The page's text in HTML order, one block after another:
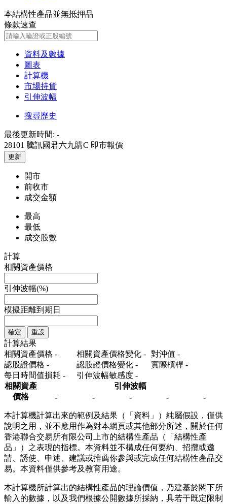
本結構性產品並無抵押品
條款速查
資料及數據
圖表
計算機
市場持貨
引伸波幅
搜尋歷史
最後更新時間: -
28101 騰訊國君六九購C 即市報價
更新
開市
前收市
成交金額
最高
最低
成交股數
計算
相關資產價格
引伸波幅(%)
模擬距離到期日
確定 重設
計算結果
相關資產價格 - 相關資產價格變化 - 對沖值 -
認股證價格 - 認股證價格變化 - 實際槓桿 -
每日時間值損耗 - 引伸波幅敏感度 -
相關資產
價格
引伸波幅
-
- - - -
本計算機計算出來的範例及結果（「資料」）純屬假設，僅供
說明之用，並不應用作為對本網頁或其他部分所述，關於任何
香港聯合交易所有限公司上市的結構性產品（「結構性產
品」）之表現的指標。本資料並不構成任何要約、招攬或邀
請、誘使、申述、建議或推薦你參與或完成任何結構性產品交
易。本資料僅供參考及教育用途。
本計算機所計算出的結構性產品的理論價值，乃建基於閣下所
輸入的數據，以及我們根據公開數據所採納，具若干既定限制